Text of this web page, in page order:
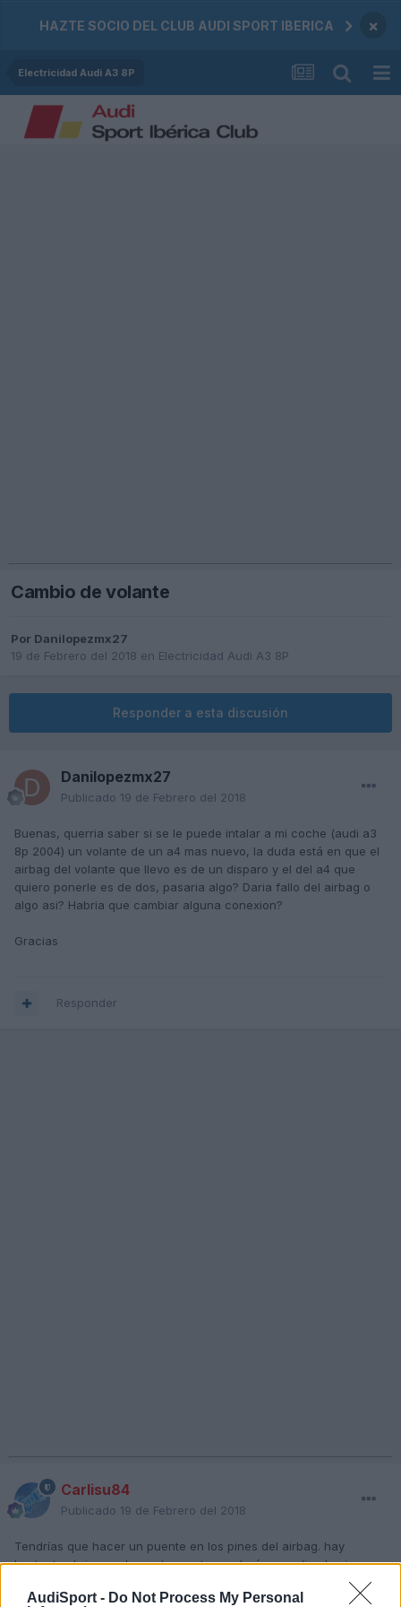
AudiSport - Do Not Process My Personal
HAZTE SOCIO DEL CLUB AUDI SPORT IBERICA ×
Electricidad Audi A3 8P
Cambio de volante
Por Danilopezmx27
19 de Febrero del 2018 en Electricidad Audi A3 8P
Responder a esta discusión
Danilopezmx27
Publicado 19 de Febrero del 2018
Buenas, querria saber si se le puede intalar a mi coche (audi a3
8p 2004) un volante de un a4 mas nuevo, la duda está en que el
airbag del volante que llevo es de un disparo y el del a4 que
quiero ponerle es de dos, pasaria algo? Daria fallo del airbag o
algo asi? Habria que cambiar alguna conexion?
Gracias
Responder
Carlisu84
Publicado 19 de Febrero del 2018
Tendrías que hacer un puente en los pines del airbag. hay
bastantes bricos sobre esto que te ayudarán a realizarlo sin